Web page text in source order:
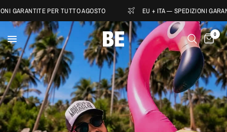
PER TUTTO AGOSTO EU + ITA — SPEDIZIONI GARANTITE
0